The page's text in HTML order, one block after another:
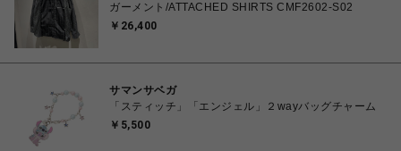
ガーメント/ATTACHED SHIRTS CMF2602-S02
￥26,400
サマンサベガ
「スティッチ」「エンジェル」２wayバッグチャーム
￥5,500